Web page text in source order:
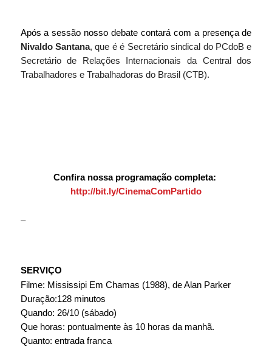
Nivaldo Santana, que é é Secretário sindical do PCdoB e
Secretário de Relações Internacionais da Central dos
Trabalhadores e Trabalhadoras do Brasil (CTB).
http://bit.ly/CinemaComPartido
–
SERVIÇO
Filme: Mississipi Em Chamas (1988), de Alan Parker
Duração:128 minutos
Quando: 26/10 (sábado)
Que horas: pontualmente às 10 horas da manhã.
Quanto: entrada franca